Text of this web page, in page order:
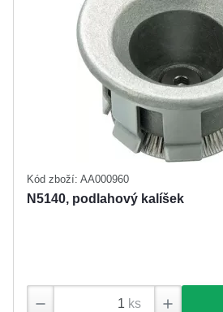
Kód zboží: AA000960
N5140, podlahový kalíšek
ks